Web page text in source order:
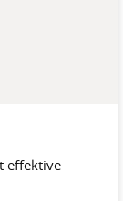
effektive